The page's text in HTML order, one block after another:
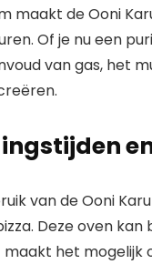
maakt de Ooni
Of je nu een
van gas, het
van de Ooni
Deze oven
maakt het